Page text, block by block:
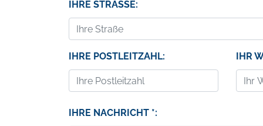
IHRE STRASSE:
IHRE POSTLEITZAHL: IHR
IHRE NACHRICHT *: